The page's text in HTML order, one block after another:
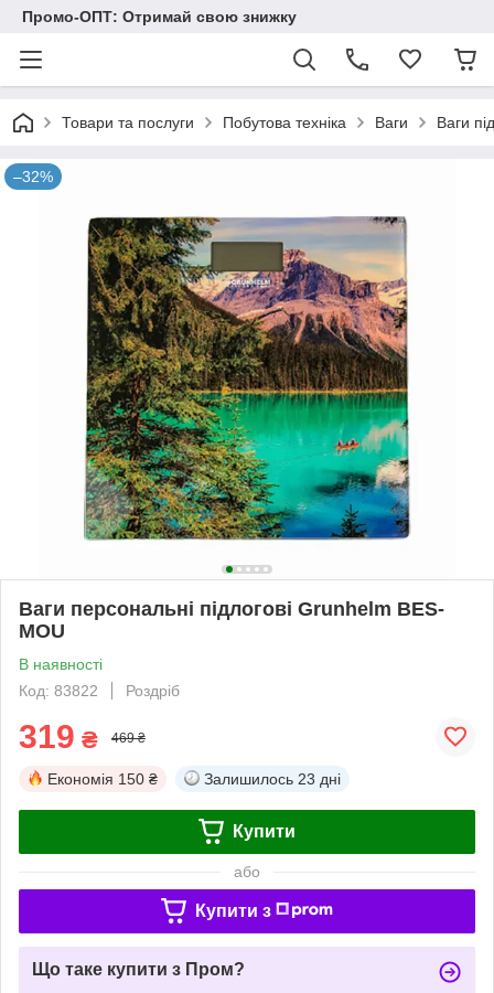
Промо-ОПТ: Отримай свою знижку
Товари та послуги Побутова техніка Ваги Ваги
–32%
Ваги персональні підлогові Grunhelm BES-
MOU
В наявності
Код: 83822
Роздріб
319 ₴ 469 ₴
Економія 150 ₴ Залишилось 23 дні
Купити
або
Купити з
Що таке купити з Пром?